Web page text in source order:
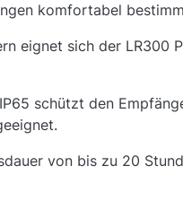
komfortabel
eignet sich der
schützt den
von bis zu 20